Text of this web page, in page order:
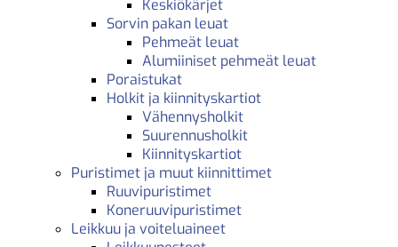
Keskiökärjet
Sorvin pakan leuat
Pehmeät leuat
Alumiiniset pehmeät leuat
Poraistukat
Holkit ja kiinnityskartiot
Vähennysholkit
Suurennusholkit
Kiinnityskartiot
Puristimet ja muut kiinnittimet
Ruuvipuristimet
Koneruuvipuristimet
Leikkuu ja voiteluaineet